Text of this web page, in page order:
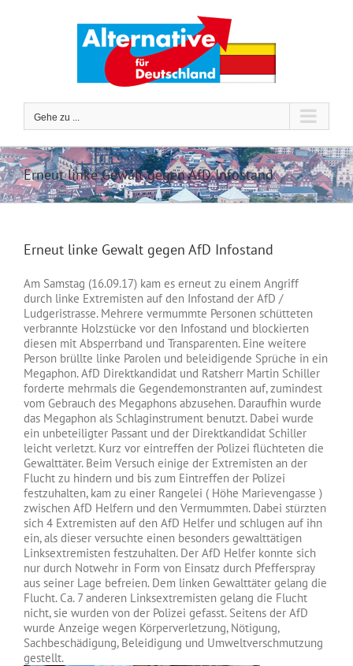
Gehe zu ...
Erneut linke Gewalt gegen AfD Infostand
Erneut linke Gewalt gegen AfD Infostand
Am Samstag (16.09.17) kam es erneut zu einem Angriff
durch linke Extremisten auf den Infostand der AfD /
Ludgeristrasse. Mehrere vermummte Personen schütteten
verbrannte Holzstücke vor den Infostand und blockierten
diesen mit Absperrband und Transparenten. Eine weitere
Person brüllte linke Parolen und beleidigende Sprüche in ein
Megaphon. AfD Direktkandidat und Ratsherr Martin Schiller
forderte mehrmals die Gegendemonstranten auf, zumindest
vom Gebrauch des Megaphons abzusehen. Daraufhin wurde
das Megaphon als Schlaginstrument benutzt. Dabei wurde
ein unbeteiligter Passant und der Direktkandidat Schiller
leicht verletzt. Kurz vor eintreffen der Polizei flüchteten die
Gewalttäter. Beim Versuch einige der Extremisten an der
Flucht zu hindern und bis zum Eintreffen der Polizei
festzuhalten, kam zu einer Rangelei ( Höhe Marievengasse )
zwischen AfD Helfern und den Vermummten. Dabei stürzten
sich 4 Extremisten auf den AfD Helfer und schlugen auf ihn
ein, als dieser versuchte einen besonders gewalttätigen
Linksextremisten festzuhalten. Der AfD Helfer konnte sich
nur durch Notwehr in Form von Einsatz durch Pfefferspray
aus seiner Lage befreien. Dem linken Gewalttäter gelang die
Flucht. Ca. 7 anderen Linksextremisten gelang die Flucht
nicht, sie wurden von der Polizei gefasst. Seitens der AfD
wurde Anzeige wegen Körperverletzung, Nötigung,
Sachbeschädigung, Beleidigung und Umweltverschmutzung
gestellt.